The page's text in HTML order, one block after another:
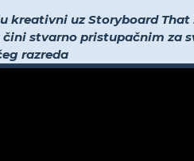
kreativni uz Storyboard
čini stvarno pristupačnim za
razreda